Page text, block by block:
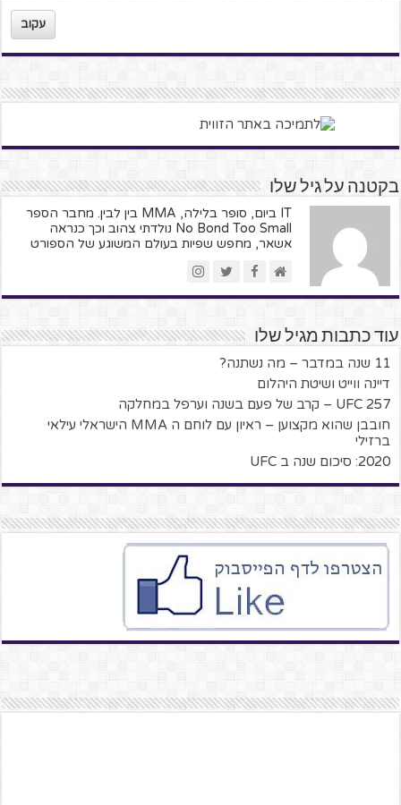
עקוב
בקטנה על גיל שלו
IT ביום, סופר בלילה, MMA בין לבין. מחבר הספר
No Bond Too Small נולדתי צהוב וכך כנראה
אשאר, מחפש שפיות בעולם המשוגע של הספורט
עוד כתבות מגיל שלו
11 שנה במדבר – מה נשתנה?
דיינה ווייט ושיטת היהלום
UFC 257 – קרב של פעם בשנה וערפל במחלקה
חובבן שהוא מקצוען – ראיון עם לוחם ה MMA הישראלי עילאי
ברזילי
2020: סיכום שנה ב UFC